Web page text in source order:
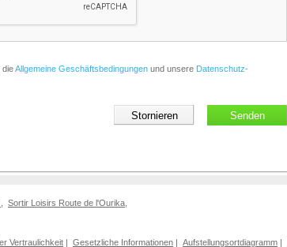
dieAllgemeine Geschäftsbedingungen und unsere Datenschutz-
Sortir Loisirs Route de l'Ourika
Vertraulichkeit | Gesetzliche Informationen | Aufstellungsortdiagramm |